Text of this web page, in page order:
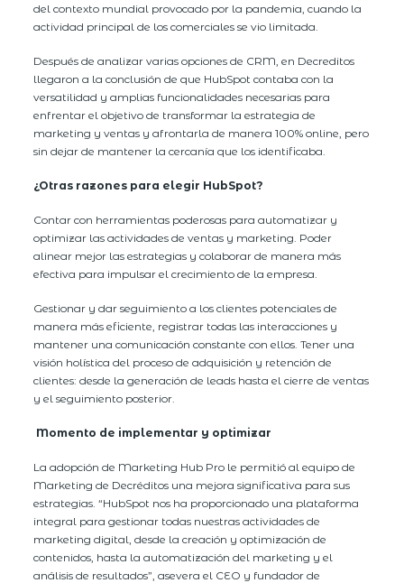
del contexto mundial provocado por la pandemia, cuando la
actividad principal de los comerciales se vio limitada.
Después de analizar varias opciones de CRM, en Decreditos
llegaron a la conclusión de que HubSpot contaba con la
versatilidad y amplias funcionalidades necesarias para
enfrentar el objetivo de transformar la estrategia de
marketing y ventas y afrontarla de manera 100% online, pero
sin dejar de mantener la cercanía que los identificaba.
¿Otras razones para elegir HubSpot?
Contar con herramientas poderosas para automatizar y
optimizar las actividades de ventas y marketing. Poder
alinear mejor las estrategias y colaborar de manera más
efectiva para impulsar el crecimiento de la empresa.
Gestionar y dar seguimiento a los clientes potenciales de
manera más eficiente, registrar todas las interacciones y
mantener una comunicación constante con ellos. Tener una
visión holística del proceso de adquisición y retención de
clientes: desde la generación de leads hasta el cierre de ventas
y el seguimiento posterior.
Momento de implementar y optimizar
La adopción de Marketing Hub Pro le permitió al equipo de
Marketing de Decréditos una mejora significativa para sus
estrategias. “HubSpot nos ha proporcionado una plataforma
integral para gestionar todas nuestras actividades de
marketing digital, desde la creación y optimización de
contenidos, hasta la automatización del marketing y el
análisis de resultados”, asevera el CEO y fundador de